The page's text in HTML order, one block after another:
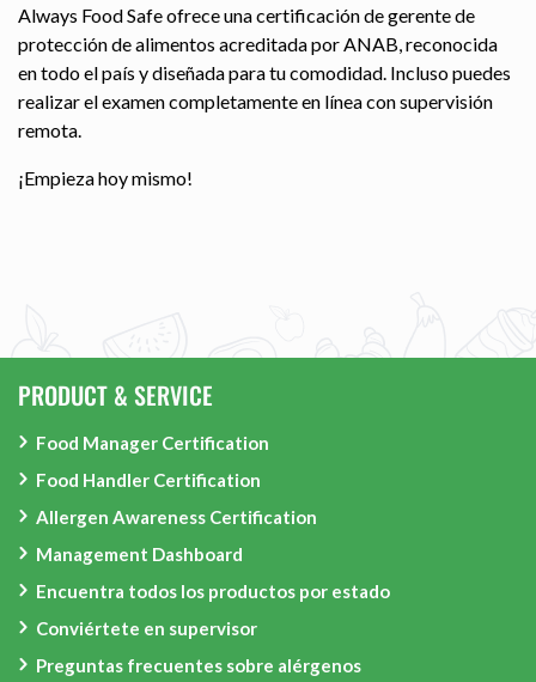
Always Food Safe ofrece una certificación de gerente de
protección de alimentos acreditada por ANAB, reconocida
en todo el país y diseñada para tu comodidad. Incluso puedes
realizar el examen completamente en línea con supervisión
remota.
¡Empieza hoy mismo!
PRODUCT & SERVICE
Food Manager Certification
Food Handler Certification
Allergen Awareness Certification
Management Dashboard
Encuentra todos los productos por estado
Conviértete en supervisor
Preguntas frecuentes sobre alérgenos